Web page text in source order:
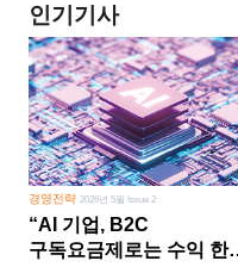
인기기사
경영전략 2026년 5월 Issue 2
“AI 기업, B2C
구독요금제로는 수익 한